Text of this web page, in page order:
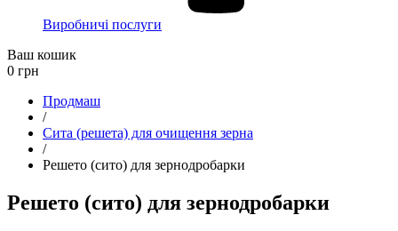
Виробничі послуги
Ваш кошик
0 грн
Продмаш
/
Сита (решета) для очищення зерна
/
Решето (сито) для зернодробарки
Решето (сито) для зернодробарки